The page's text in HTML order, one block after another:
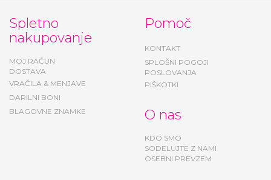
Spletno
nakupovanje
MOJ RAČUN
DOSTAVA
VRAČILA & MENJAVE
DARILNI BONI
BLAGOVNE ZNAMKE
Pomoč
KONTAKT
SPLOŠNI POGOJI
POSLOVANJA
PIŠKOTKI
O nas
KDO SMO
SODELUJTE Z NAMI
OSEBNI PREVZEM